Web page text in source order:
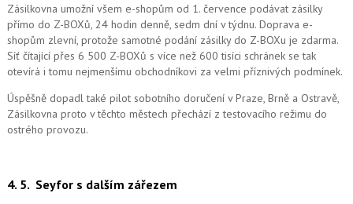
Zásilkovna umožní všem e-shopům od 1. července podávat zásilky
přímo do Z-BOXů, 24 hodin denně, sedm dní v týdnu. Doprava e-
shopům zlevní, protože samotné podání zásilky do Z-BOXu je zdarma.
Síť čítající přes 6 500 Z-BOXů s více než 600 tisíci schránek se tak
otevírá i tomu nejmenšímu obchodníkovi za velmi příznivých podmínek.
Úspěšně dopadl také pilot sobotního doručení v Praze, Brně a Ostravě,
Zásilkovna proto v těchto městech přechází z testovacího režimu do
ostrého provozu.
4. 5. Seyfor s dalším zářezem